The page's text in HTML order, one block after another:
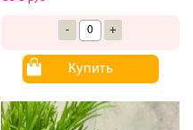
- +
Купить